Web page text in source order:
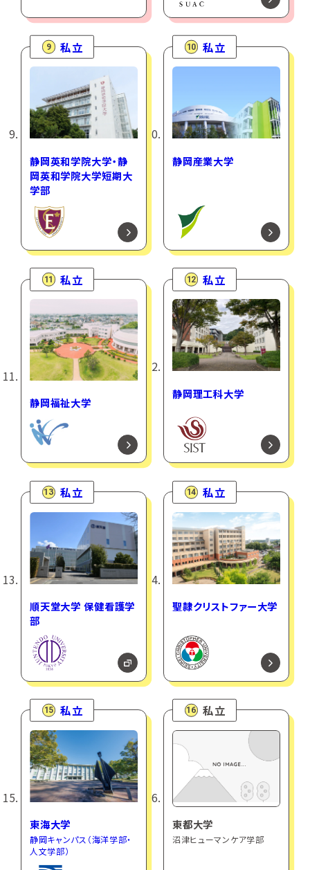
9 私立
静岡英和学院大学・静
岡英和学院大学短期大
学部
10 私立
静岡産業大学
11 私立
静岡福祉大学
12 私立
静岡理工科大学
13 私立
順天堂大学 保健看護学
部
14 私立
聖隷クリストファー大学
15 私立
東海大学
静岡キャンパス（海洋学部・
人文学部）
16 私立
東都大学
沼津ヒューマンケア学部